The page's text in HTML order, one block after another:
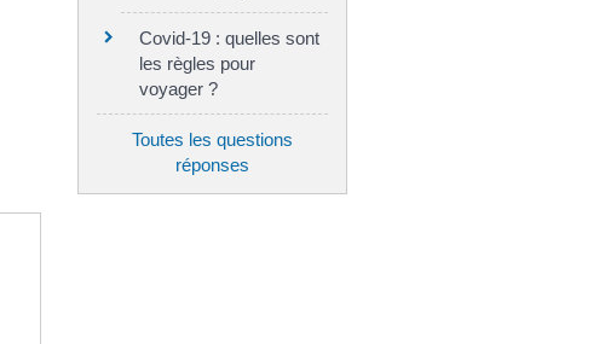
Covid-19 : quelles sont
les règles pour
voyager ?
Toutes les questions
réponses